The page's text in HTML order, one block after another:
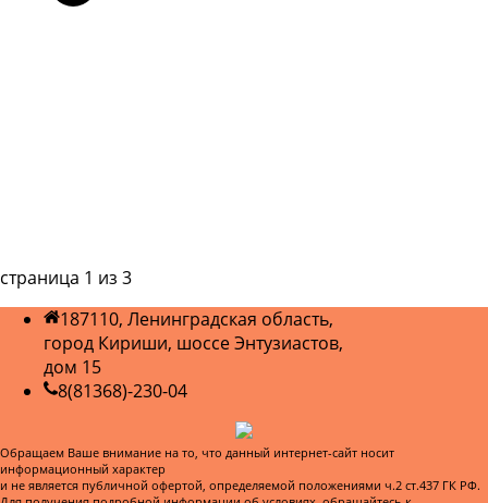
страница 1 из 3
187110, Ленинградская область,
город Кириши, шоссе Энтузиастов,
дом 15
8(81368)-230-04
Обращаем Ваше внимание на то, что данный интернет-сайт носит
информационный характер
и не является публичной офертой, определяемой положениями ч.2 ст.437 ГК РФ.